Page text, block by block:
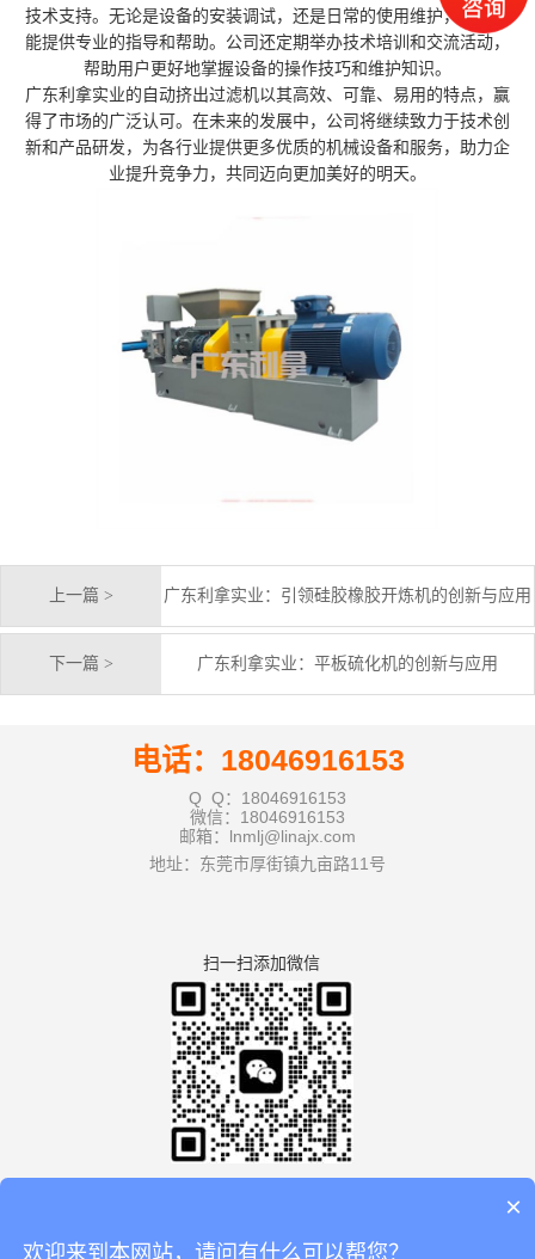
技术支持。无论是设备的安装调试，还是日常的使用维护，公司都
能提供专业的指导和帮助。公司还定期举办技术培训和交流活动，
帮助用户更好地掌握设备的操作技巧和维护知识。
广东利拿实业的自动挤出过滤机以其高效、可靠、易用的特点，赢
得了市场的广泛认可。在未来的发展中，公司将继续致力于技术创
新和产品研发，为各行业提供更多优质的机械设备和服务，助力企
业提升竞争力，共同迈向更加美好的明天。
上一篇 > 广东利拿实业：引领硅胶橡胶开炼机的创新与应用
下一篇 > 广东利拿实业：平板硫化机的创新与应用
电话：18046916153
Q Q：18046916153
微信：18046916153
邮箱：lnmlj@linajx.com
地址：东莞市厚街镇九亩路11号
扫一扫添加微信
×
欢迎来到本网站，请问有什么可以帮您？